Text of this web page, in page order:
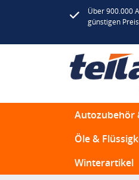
Über 900.000
günstigen
Autozubehör
Öle &
Winterartikel